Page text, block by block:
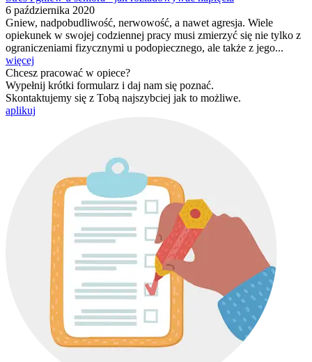
6 października 2020
Gniew, nadpobudliwość, nerwowość, a nawet agresja. Wiele
opiekunek w swojej codziennej pracy musi zmierzyć się nie tylko z
ograniczeniami fizycznymi u podopiecznego, ale także z jego...
więcej
Chcesz pracować w opiece?
Wypełnij krótki formularz i daj nam się poznać.
Skontaktujemy się z Tobą najszybciej jak to możliwe.
aplikuj